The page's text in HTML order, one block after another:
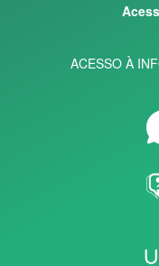
ACESSO À